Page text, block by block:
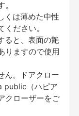
くは薄めた中性
ださい。
ると、表面の艶
りますので使用
ん。ドアクロー
public（ハピア
クローザーをご